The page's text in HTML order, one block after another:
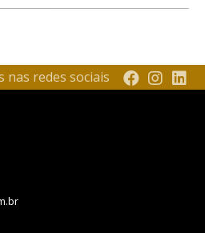
nas redes sociais